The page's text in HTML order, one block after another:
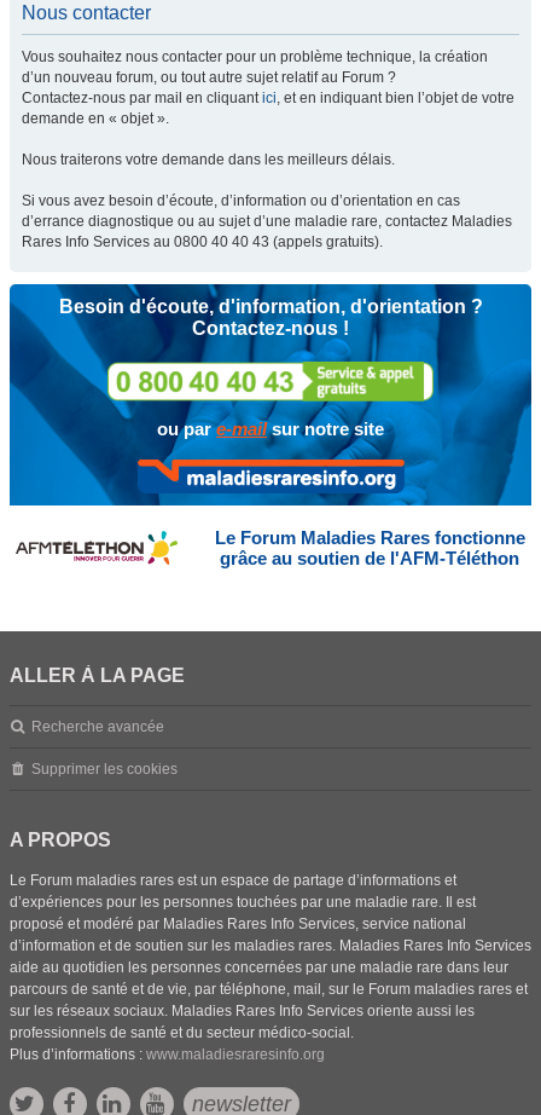
Nous contacter
Vous souhaitez nous contacter pour un problème technique, la création
d’un nouveau forum, ou tout autre sujet relatif au Forum ?
Contactez-nous par mail en cliquantici, et en indiquant bien l’objet de votre
demande en « objet ».
Nous traiterons votre demande dans les meilleurs délais.
Si vous avez besoin d’écoute, d’information ou d’orientation en cas
d’errance diagnostique ou au sujet d’une maladie rare, contactez Maladies
Rares Info Services au 0800 40 40 43 (appels gratuits).
Besoin d'écoute, d'information, d'orientation ?
Contactez-nous !
ou pare-mailsur notre site
Le Forum Maladies Rares fonctionne
grâce au soutien de l'AFM-Téléthon
ALLER À LA PAGE
Recherche avancée
Supprimer les cookies
A PROPOS
Le Forum maladies rares est un espace de partage d’informations et
d’expériences pour les personnes touchées par une maladie rare. Il est
proposé et modéré par Maladies Rares Info Services, service national
d’information et de soutien sur les maladies rares. Maladies Rares Info Services
aide au quotidien les personnes concernées par une maladie rare dans leur
parcours de santé et de vie, par téléphone, mail, sur le Forum maladies rares et
sur les réseaux sociaux. Maladies Rares Info Services oriente aussi les
professionnels de santé et du secteur médico-social.
Plus d’informations : www.maladiesraresinfo.org
newsletter